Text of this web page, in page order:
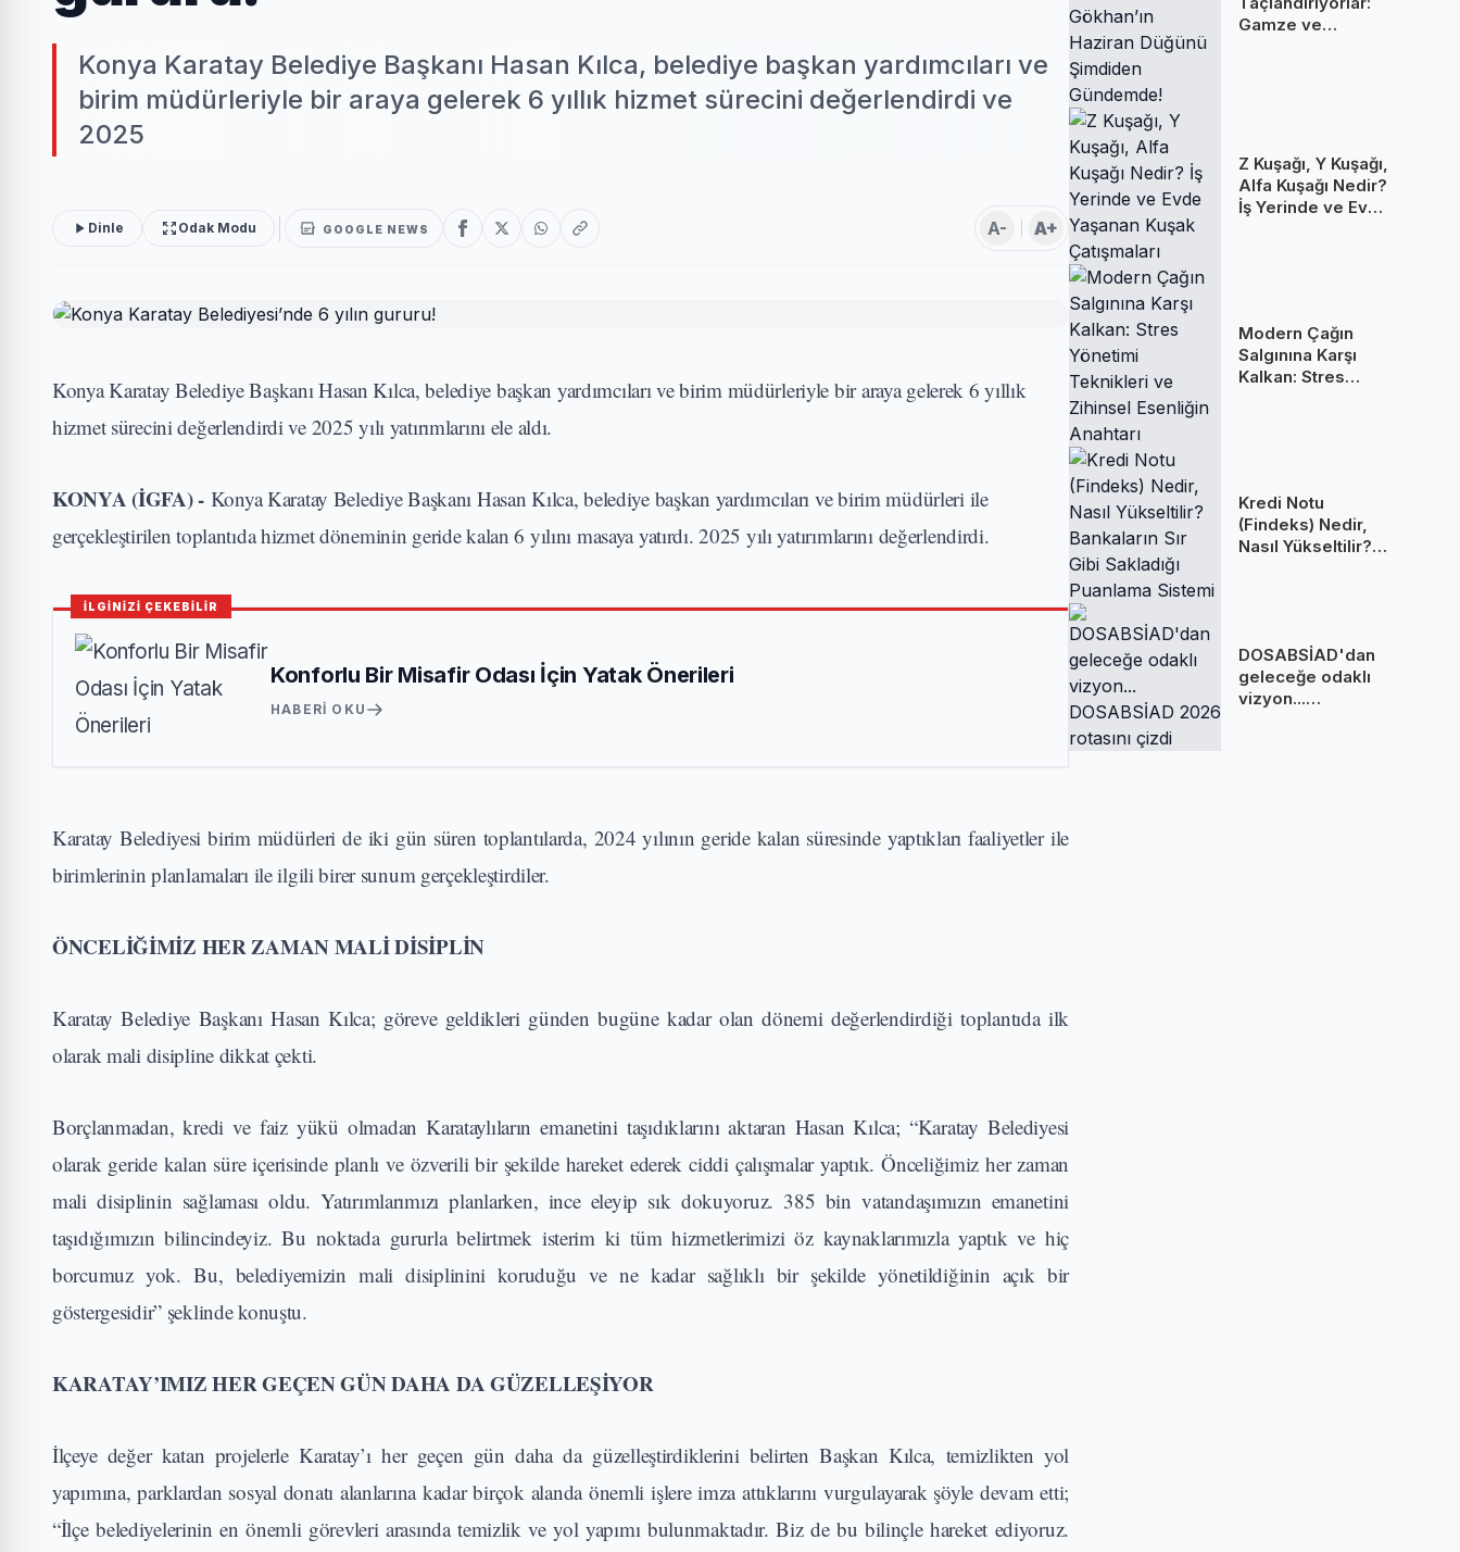
Konya Karatay Belediye Başkanı Hasan Kılca, belediye başkan yardımcıları ve
birim müdürleriyle bir araya gelerek 6 yıllık hizmet sürecini değerlendirdi ve
2025
Dinle Odak Modu GOOGLE NEWS A- A+
Konya Karatay Belediye Başkanı Hasan Kılca, belediye başkan yardımcıları ve birim müdürleriyle bir araya gelerek 6 yıllık
hizmet sürecini değerlendirdi ve 2025 yılı yatırımlarını ele aldı.
KONYA (İGFA) - Konya Karatay Belediye Başkanı Hasan Kılca, belediye başkan yardımcıları ve birim müdürleri ile
gerçekleştirilen toplantıda hizmet döneminin geride kalan 6 yılını masaya yatırdı. 2025 yılı yatırımlarını değerlendirdi.
İLGİNİZİ ÇEKEBİLİR
Konforlu Bir Misafir Odası İçin Yatak Önerileri
HABERI OKU
Karatay Belediyesi birim müdürleri de iki gün süren toplantılarda, 2024 yılının geride kalan süresinde yaptıkları faaliyetler ile
birimlerinin planlamaları ile ilgili birer sunum gerçekleştirdiler.
ÖNCELİĞİMİZ HER ZAMAN MALİ DİSİPLİN
Karatay Belediye Başkanı Hasan Kılca; göreve geldikleri günden bugüne kadar olan dönemi değerlendirdiği toplantıda ilk
olarak mali disipline dikkat çekti.
Borçlanmadan, kredi ve faiz yükü olmadan Karataylıların emanetini taşıdıklarını aktaran Hasan Kılca; “Karatay Belediyesi
olarak geride kalan süre içerisinde planlı ve özverili bir şekilde hareket ederek ciddi çalışmalar yaptık. Önceliğimiz her zaman
mali disiplinin sağlaması oldu. Yatırımlarımızı planlarken, ince eleyip sık dokuyoruz. 385 bin vatandaşımızın emanetini
taşıdığımızın bilincindeyiz. Bu noktada gururla belirtmek isterim ki tüm hizmetlerimizi öz kaynaklarımızla yaptık ve hiç
borcumuz yok. Bu, belediyemizin mali disiplinini koruduğu ve ne kadar sağlıklı bir şekilde yönetildiğinin açık bir
göstergesidir” şeklinde konuştu.
KARATAY’IMIZ HER GEÇEN GÜN DAHA DA GÜZELLEŞİYOR
İlçeye değer katan projelerle Karatay’ı her geçen gün daha da güzelleştirdiklerini belirten Başkan Kılca, temizlikten yol
yapımına, parklardan sosyal donatı alanlarına kadar birçok alanda önemli işlere imza attıklarını vurgulayarak şöyle devam etti;
“İlçe belediyelerinin en önemli görevleri arasında temizlik ve yol yapımı bulunmaktadır. Biz de bu bilinçle hareket ediyoruz.
Gamze ve
Z Kuşağı, Y Kuşağı,
Alfa Kuşağı Nedir?
İş Yerinde ve Evde
Modern Çağın
Salgınına Karşı
Kalkan: Stres
Kredi Notu
(Findeks) Nedir,
Nasıl Yükseltilir?
DOSABSİAD'dan
geleceğe odaklı
vizyon...